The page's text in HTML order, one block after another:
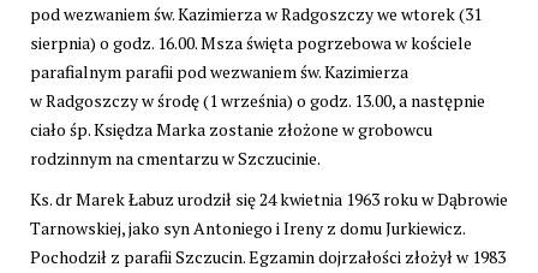
pod wezwaniem św. Kazimierza w Radgoszczy we wtorek (31
sierpnia) o godz. 16.00. Msza święta pogrzebowa w kościele
parafialnym parafii pod wezwaniem św. Kazimierza
w Radgoszczy w środę (1 września) o godz. 13.00, a następnie
ciało śp. Księdza Marka zostanie złożone w grobowcu
rodzinnym na cmentarzu w Szczucinie.
Ks. dr Marek Łabuz urodził się 24 kwietnia 1963 roku w Dąbrowie
Tarnowskiej, jako syn Antoniego i Ireny z domu Jurkiewicz.
Pochodził z parafii Szczucin. Egzamin dojrzałości złożył w 1983